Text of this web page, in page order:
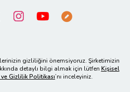
gizliliğini önemsiyoruz. Şirketimizin
detaylı bilgi almak için lütfen Kişisel
Gizlilik Politikası’nı inceleyiniz.